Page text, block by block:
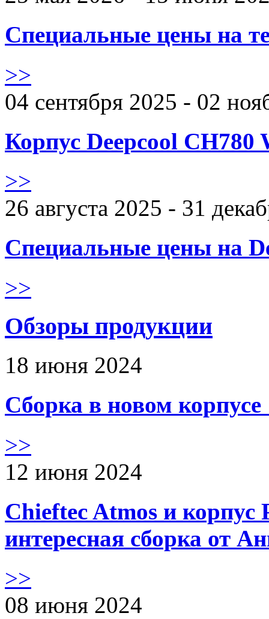
Специальные цены на
>>
04 сентября 2025 - 02
Корпус Deepcool CH780
>>
26 августа 2025 - 31
Специальные цены на
>>
Обзоры продукции
18 июня 2024
Сборка в новом
>>
12 июня 2024
Chieftec Atmos и корпус
интересная сборка от
>>
08 июня 2024